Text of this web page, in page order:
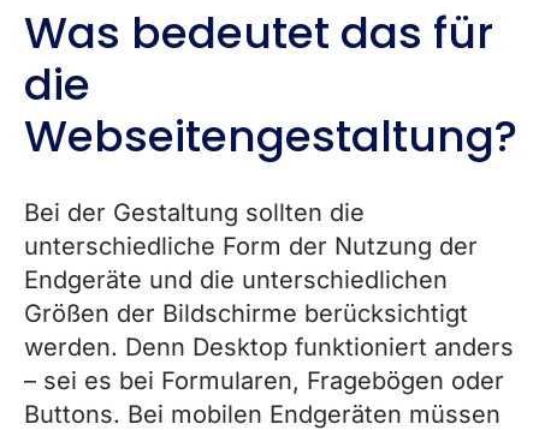
Was bedeutet das für
die
Webseitengestaltung?
Bei der Gestaltung sollten die
unterschiedliche Form der Nutzung der
Endgeräte und die unterschiedlichen
Größen der Bildschirme berücksichtigt
werden. Denn Desktop funktioniert anders
– sei es bei Formularen, Fragebögen oder
Buttons. Bei mobilen Endgeräten müssen